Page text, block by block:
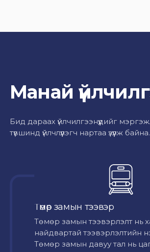
Манай
Бид дараах үйлчилгээнүүдийг
түвшинд үйлчлүүлэгч нартаа үзүүлж байна.
Төмөр замын тээвэр
Төмөр замын тээвэрлэлт нь
найдвартай тээвэрлэлтийн
Төмөр замын давуу тал нь